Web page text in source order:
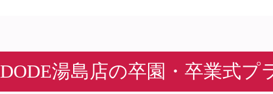
湯島店の卒園・卒業式プ